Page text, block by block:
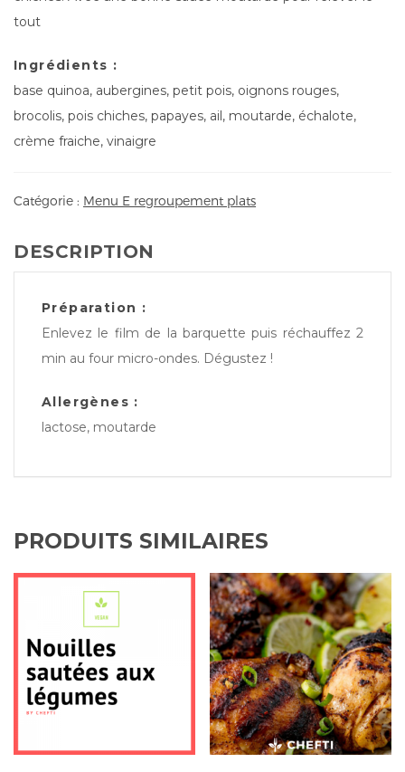
tout
Ingrédients :
base quinoa, aubergines, petit pois, oignons rouges,
brocolis, pois chiches, papayes, ail, moutarde, échalote,
crème fraiche, vinaigre
Catégorie : Menu E regroupement plats
DESCRIPTION
Préparation :
Enlevez le film de la barquette puis réchauffez 2
min au four micro-ondes. Dégustez !
Allergènes :
lactose, moutarde
PRODUITS SIMILAIRES